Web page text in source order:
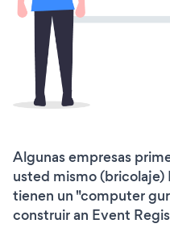
Algunas empresas
usted mismo
tienen un "computer
construir an Event